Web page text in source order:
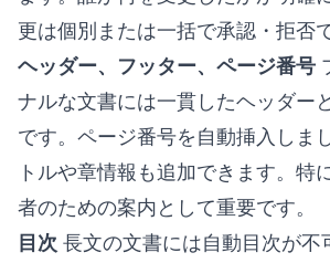
更は個別または一括で承認・拒否
ヘッダー、フッター、ページ番号
ナルな文書には一貫したヘッダー
です。ページ番号を自動挿入しま
トルや章情報も追加できます。特
者のための案内として重要です。
目次 長文の文書には自動目次が不